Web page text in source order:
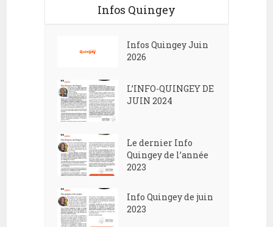
Infos Quingey
Infos Quingey Juin
2026
L’INFO-QUINGEY DE
JUIN 2024
Le dernier Info
Quingey de l’année
2023
Info Quingey de juin
2023